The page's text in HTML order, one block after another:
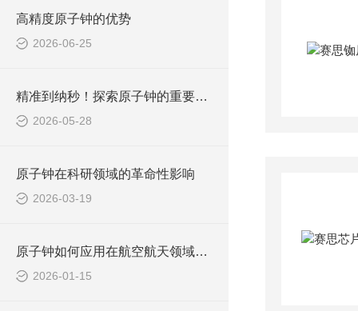
高精度原子钟的优势
2026-06-25
精准到纳秒！探索原子钟的重要性与应用
2026-05-28
原子钟在科研领域的革命性影响
2026-03-19
原子钟如何应用在航空航天领域呢？
2026-01-15